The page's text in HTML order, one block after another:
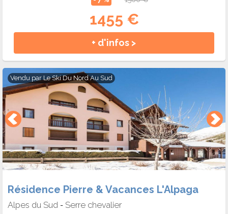
1455 €
+ d'infos >
Vendu parLe Ski Du Nord Au Sud
Résidence Pierre & Vacances L'Alpaga
Alpes du Sud - Serre chevalier